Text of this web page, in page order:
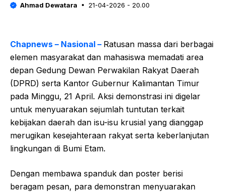
Ahmad Dewatara 21-04-2026 - 20.00
Chapnews – Nasional – Ratusan massa dari berbagai
elemen masyarakat dan mahasiswa memadati area
depan Gedung Dewan Perwakilan Rakyat Daerah
(DPRD) serta Kantor Gubernur Kalimantan Timur
pada Minggu, 21 April. Aksi demonstrasi ini digelar
untuk menyuarakan sejumlah tuntutan terkait
kebijakan daerah dan isu-isu krusial yang dianggap
merugikan kesejahteraan rakyat serta keberlanjutan
lingkungan di Bumi Etam.
Dengan membawa spanduk dan poster berisi
beragam pesan, para demonstran menyuarakan